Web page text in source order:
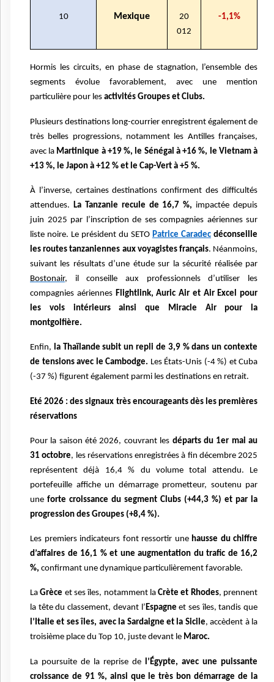
10 Mexique
20
012
-1,1%
Hormis les circuits, en phase de stagnation, l’ensemble des
segments évolue favorablement, avec une mention
particulière pour les activités Groupes et Clubs.
Plusieurs destinations long-courrier enregistrent également de
très belles progressions, notamment les Antilles françaises,
avec la Martinique à +19 %, le Sénégal à +16 %, le Vietnam à
+13 %, le Japon à +12 % et le Cap-Vert à +5 %.
À l’inverse, certaines destinations confirment des difficultés
attendues. La Tanzanie recule de 16,7 %, impactée depuis
juin 2025 par l’inscription de ses compagnies aériennes sur
liste noire. Le président du SETO Patrice Caradec déconseille
les routes tanzaniennes aux voyagistes français. Néanmoins,
suivant les résultats d’une étude sur la sécurité réalisée par
Bostonair, il conseille aux professionnels d’utiliser les
compagnies aériennes Flightlink, Auric Air et Air Excel pour
les vols intérieurs ainsi que Miracle Air pour la
montgolfière.
Enfin, la Thaïlande subit un repli de 3,9 % dans un contexte
de tensions avec le Cambodge. Les États-Unis (-4 %) et Cuba
(-37 %) figurent également parmi les destinations en retrait.
Eté 2026 : des signaux très encourageants dès les premières
réservations
Pour la saison été 2026, couvrant les départs du 1er mai au
31 octobre, les réservations enregistrées à fin décembre 2025
représentent déjà 16,4 % du volume total attendu. Le
portefeuille affiche un démarrage prometteur, soutenu par
une forte croissance du segment Clubs (+44,3 %) et par la
progression des Groupes (+8,4 %).
Les premiers indicateurs font ressortir une hausse du chiffre
d’affaires de 16,1 % et une augmentation du trafic de 16,2
%, confirmant une dynamique particulièrement favorable.
LaGrèce et ses îles, notamment laCrète et Rhodes, prennent
la tête du classement, devant l’Espagne et ses îles, tandis que
l’Italie et ses îles, avec la Sardaigne et la Sicile, accèdent à la
troisième place du Top 10, juste devant le Maroc.
La poursuite de la reprise de
l’Égypte, avec une puissante
croissance de 91 %, ainsi que le très bon démarrage de la